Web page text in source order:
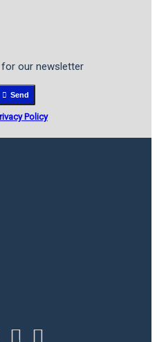
for our newsletter
Send
Policy